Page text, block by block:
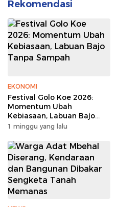
Rekomendasi
EKONOMI
Festival Golo Koe 2026:
Momentum Ubah
Kebiasaan, Labuan Bajo
Tanpa Sampah
1 minggu yang lalu